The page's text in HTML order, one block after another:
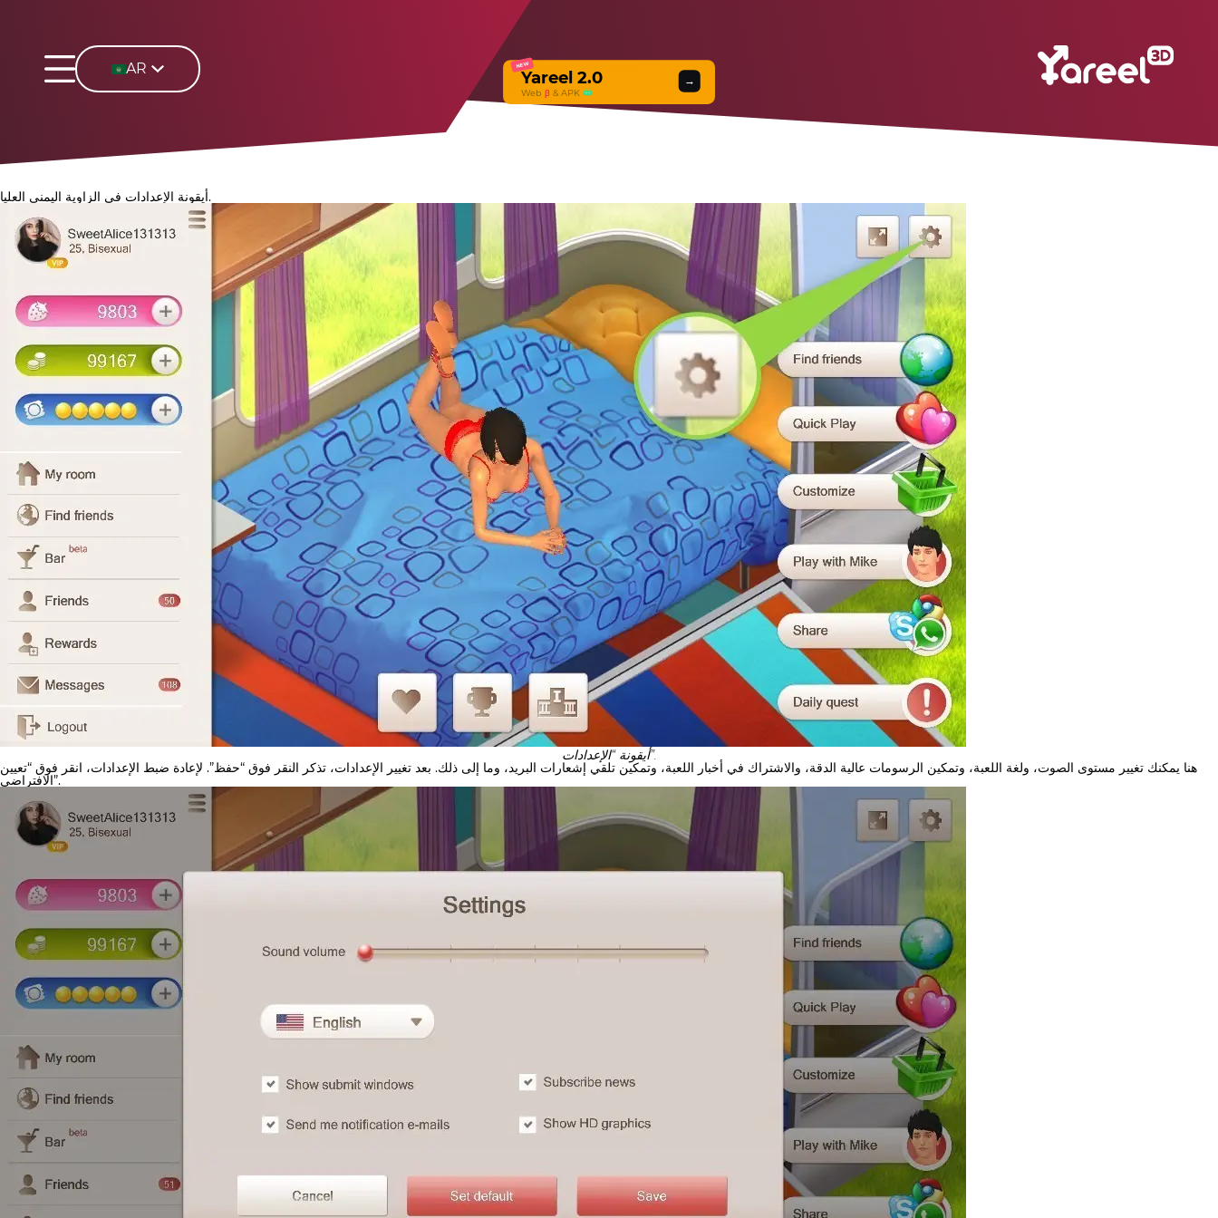
NEW
Yareel 2.0
Webβ & APK
→
AR
أيقونة الإعدادات في الزاوية اليمنى العليا.
أيقونة “الإعدادات”.
هنا يمكنك تغيير مستوى الصوت، ولغة اللعبة، وتمكين الرسومات عالية الدقة، والاشتراك في أخبار اللعبة، وتمكين تلقي إشعارات البريد، وما إلى ذلك. بعد تغيير الإعدادات، تذكر النقر فوق “حفظ”. لإعادة ضبط الإعدادات، انقر فوق “تعيين
الافتراضي”.